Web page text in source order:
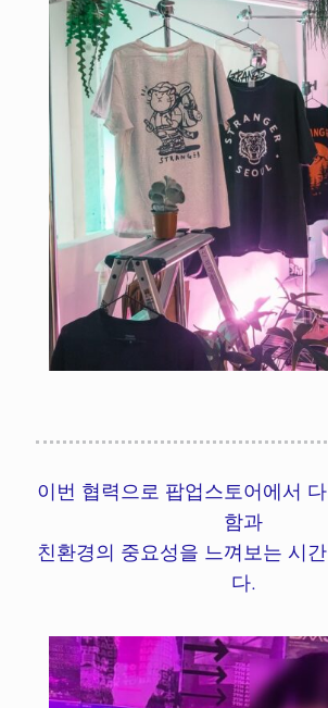
이번 협력으로 팝업스토어에서
함과
친환경의 중요성을 느껴보는 시
다.